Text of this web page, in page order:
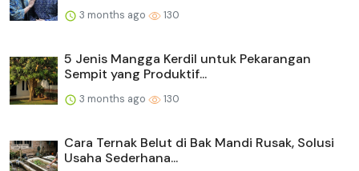
3 months ago 130
5 Jenis Mangga Kerdil untuk Pekarangan
Sempit yang Produktif...
3 months ago 130
Cara Ternak Belut di Bak Mandi Rusak, Solusi
Usaha Sederhana...